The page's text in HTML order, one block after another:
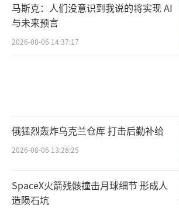
马斯克：人们没意识到我说的将实现 AI
与未来预言
2026-08-06 14:37:17
俄猛烈轰炸乌克兰仓库 打击后勤补给
2026-08-06 13:28:25
SpaceX火箭残骸撞击月球细节 形成人
造陨石坑